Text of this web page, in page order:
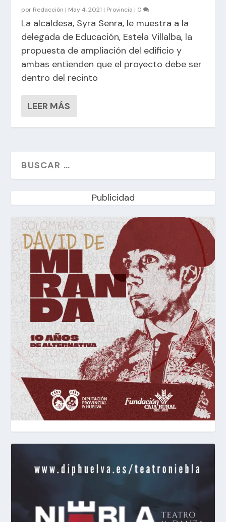
por Redacción | May 4, 2021 | Provincia | 0
La alcaldesa, Syra Senra, le muestra a la
delegada de Educación, Estela Villalba, la
propuesta de ampliación del edificio y
ambas entienden que el proyecto debe ser
dentro del recinto
LEER MÁS
Publicidad